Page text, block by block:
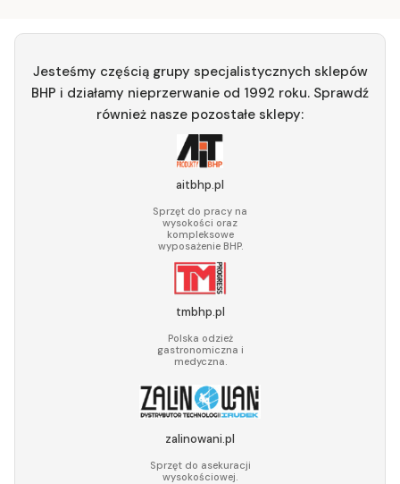
Jesteśmy częścią grupy specjalistycznych sklepów
BHP i działamy nieprzerwanie od 1992 roku. Sprawdź
również nasze pozostałe sklepy:
aitbhp.pl
Sprzęt do pracy na
wysokości oraz
kompleksowe
wyposażenie BHP.
tmbhp.pl
Polska odzież
gastronomiczna i
medyczna.
zalinowani.pl
Sprzęt do asekuracji
wysokościowej.